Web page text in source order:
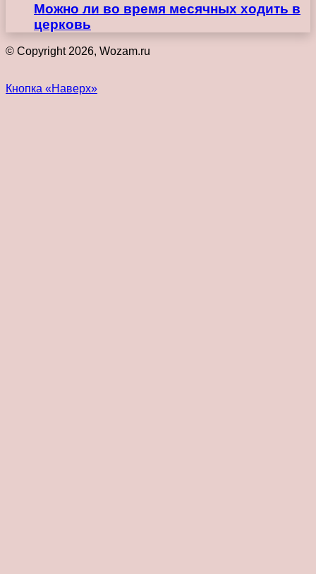
Можно ли во время месячных ходить в
церковь
© Copyright 2026, Wozam.ru
Кнопка «Наверх»